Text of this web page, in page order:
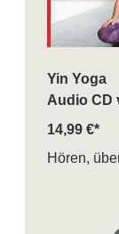
Yin Yoga
Audio CD
14,99 €*
Hören,